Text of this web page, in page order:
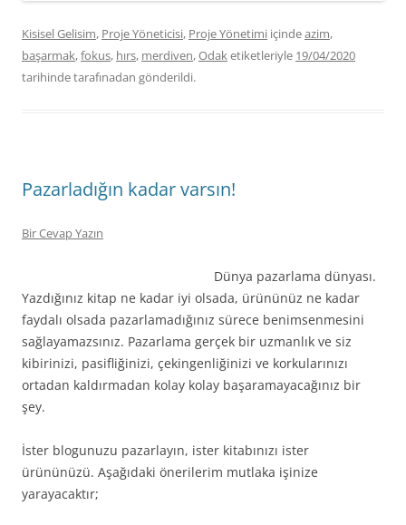
Kisisel Gelisim, Proje Yöneticisi, Proje Yönetimi içindeazim,
başarmak,fokus, hırs, merdiven,Odaketiketleriyle 19/04/2020
tarihindetarafınadan gönderildi.
Pazarladığın kadar varsın!
Bir Cevap Yazın
Dünya pazarlama dünyası.
Yazdığınız kitap ne kadar iyi olsada, ürününüz ne kadar
faydalı olsada pazarlamadığınız sürece benimsenmesini
sağlayamazsınız. Pazarlama gerçek bir uzmanlık ve siz
kibirinizi, pasifliğinizi, çekingenliğinizi ve korkularınızı
ortadan kaldırmadan kolay kolay başaramayacağınız bir
şey.
İster blogunuzu pazarlayın, ister kitabınızı ister
ürününüzü. Aşağıdaki önerilerim mutlaka işinize
yarayacaktır;